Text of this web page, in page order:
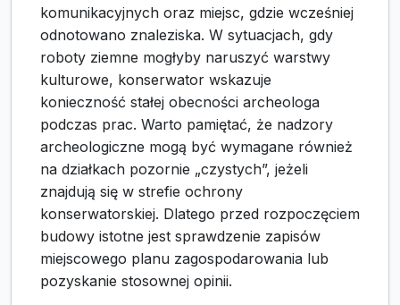
komunikacyjnych oraz miejsc, gdzie wcześniej
odnotowano znaleziska. W sytuacjach, gdy
roboty ziemne mogłyby naruszyć warstwy
kulturowe, konserwator wskazuje
konieczność stałej obecności archeologa
podczas prac. Warto pamiętać, że nadzory
archeologiczne mogą być wymagane również
na działkach pozornie „czystych”, jeżeli
znajdują się w strefie ochrony
konserwatorskiej. Dlatego przed rozpoczęciem
budowy istotne jest sprawdzenie zapisów
miejscowego planu zagospodarowania lub
pozyskanie stosownej opinii.